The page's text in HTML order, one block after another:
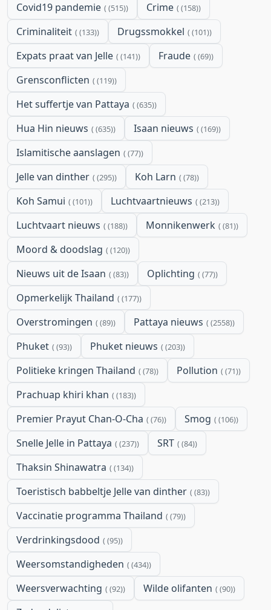
Covid19 pandemie (515) Crime (158)
Criminaliteit (133) Drugssmokkel (101)
Expats praat van Jelle (141) Fraude (69)
Grensconflicten (119)
Het suffertje van Pattaya (635)
Hua Hin nieuws (635) Isaan nieuws (169)
Islamitische aanslagen (77)
Jelle van dinther (295) Koh Larn (78)
Koh Samui (101) Luchtvaartnieuws (213)
Luchtvaart nieuws (188) Monnikenwerk (81)
Moord & doodslag (120)
Nieuws uit de Isaan (83) Oplichting (77)
Opmerkelijk Thailand (177)
Overstromingen (89) Pattaya nieuws (2558)
Phuket (93) Phuket nieuws (203)
Politieke kringen Thailand (78) Pollution (71)
Prachuap khiri khan (183)
Premier Prayut Chan-O-Cha (76) Smog (106)
Snelle Jelle in Pattaya (237) SRT (84)
Thaksin Shinawatra (134)
Toeristisch babbeltje Jelle van dinther (83)
Vaccinatie programma Thailand (79)
Verdrinkingsdood (95)
Weersomstandigheden (434)
Weersverwachting (92) Wilde olifanten (90)